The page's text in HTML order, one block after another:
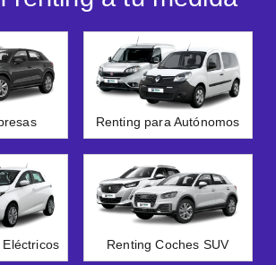
Renting para Autónomos
Renting Coches SUV